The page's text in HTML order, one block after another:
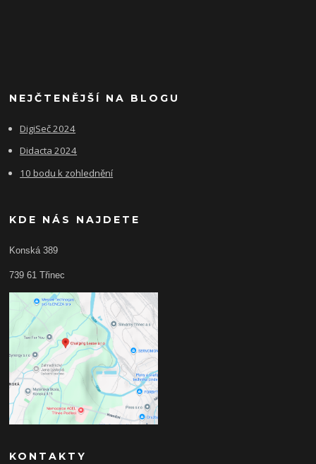
NEJČTENĚJŠÍ NA BLOGU
DigiSeč 2024
Didacta 2024
10 bodu k zohlednění
KDE NÁS NAJDETE
Konská 389
739 61 Třinec
KONTAKTY